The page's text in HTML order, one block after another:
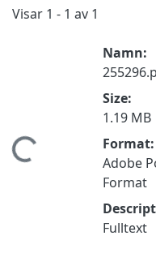
Visar 1 - 1 av 1
Hämtar...
Namn:
Size:
1.19 MB
Format:
Adobe
Format
Fulltext